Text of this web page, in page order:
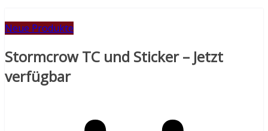
Neue Produkte
Stormcrow TC und Sticker – Jetzt
verfügbar